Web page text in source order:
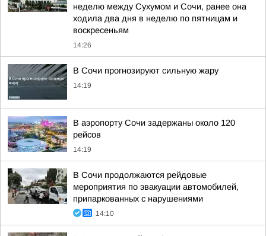
неделю между Сухумом и Сочи, ранее она
ходила два дня в неделю по пятницам и
воскресеньям
14:26
В Сочи прогнозируют сильную жару
14:19
В аэропорту Сочи задержаны около 120
рейсов
14:19
В Сочи продолжаются рейдовые
мероприятия по эвакуации автомобилей,
припаркованных с нарушениями
14:10